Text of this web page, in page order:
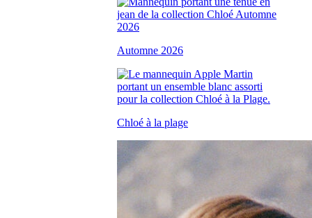
Automne 2026
Chloé à la plage